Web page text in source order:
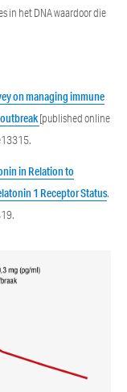
in het DNA waardoor die
on managing immune
[published online
in Relation to
1 Receptor Status.